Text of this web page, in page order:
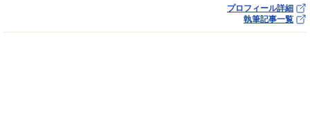
プロフィール詳細
執筆記事一覧